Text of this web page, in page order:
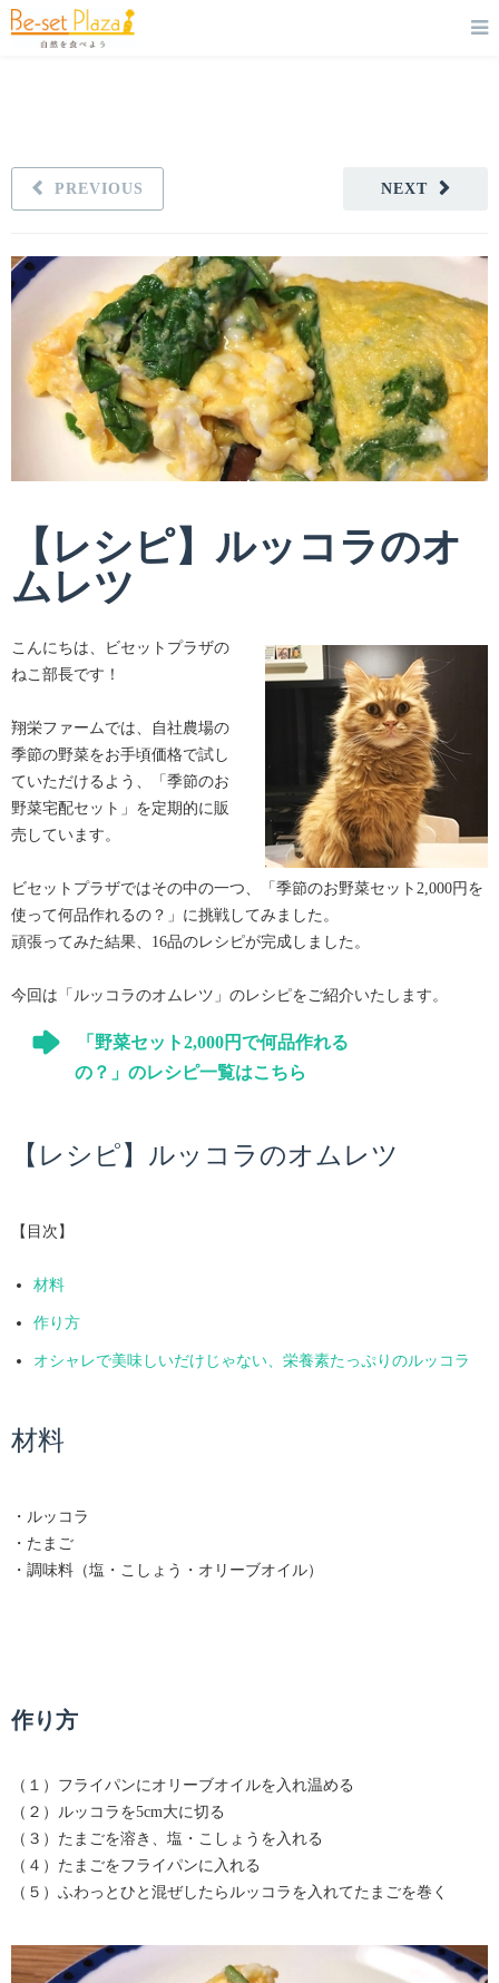
NEXT
PREVIOUS
【レシピ】ルッコラのオ
ムレツ
こんにちは、ビセットプラザの
ねこ部長です！
翔栄ファームでは、自社農場の
季節の野菜をお手頃価格で試し
ていただけるよう、「季節のお
野菜宅配セット」を定期的に販
売しています。
ビセットプラザではその中の一つ、「季節のお野菜セット2,000円を
使って何品作れるの？」に挑戦してみました。
頑張ってみた結果、16品のレシピが完成しました。
今回は「ルッコラのオムレツ」のレシピをご紹介いたします。
「野菜セット2,000円で何品作れる
の？」のレシピ一覧はこちら
【レシピ】ルッコラのオムレツ
【目次】
材料
作り方
オシャレで美味しいだけじゃない、栄養素たっぷりのルッコラ
材料
・ルッコラ
・たまご
・調味料（塩・こしょう・オリーブオイル）
作り方
（１）フライパンにオリーブオイルを入れ温める
（２）ルッコラを5cm大に切る
（３）たまごを溶き、塩・こしょうを入れる
（４）たまごをフライパンに入れる
（５）ふわっとひと混ぜしたらルッコラを入れてたまごを巻く